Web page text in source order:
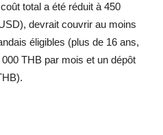
total a été réduit à 450
devrait couvrir au moins
éligibles (plus de 16 ans,
THB par mois et un dépôt